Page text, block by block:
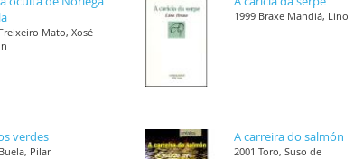
Mato, Xosé
1999 Braxe Mandiá, Lino
verdes
Pilar
A carreira do salmón
2001 Toro, Suso de